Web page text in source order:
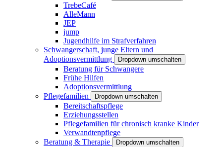
TrebeCafé
AlleMann
JEP
jump
Jugendhilfe im Strafverfahren
Schwangerschaft, junge Eltern und
Adoptionsvermittlung
Dropdown umschalten
Beratung für Schwangere
Frühe Hilfen
Adoptionsvermittlung
Pflegefamilien
Dropdown umschalten
Bereitschaftspflege
Erziehungsstellen
Pflegefamilien für chronisch kranke Kinder
Verwandtenpflege
Beratung & Therapie
Dropdown umschalten